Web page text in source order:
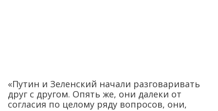
«Путин и Зеленский начали разговаривать
друг с другом. Опять же, они далеки от
согласия по целому ряду вопросов, они,